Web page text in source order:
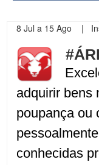
8 Jul a 15 Ago |
adquirir bens
poupança ou
conhecidas